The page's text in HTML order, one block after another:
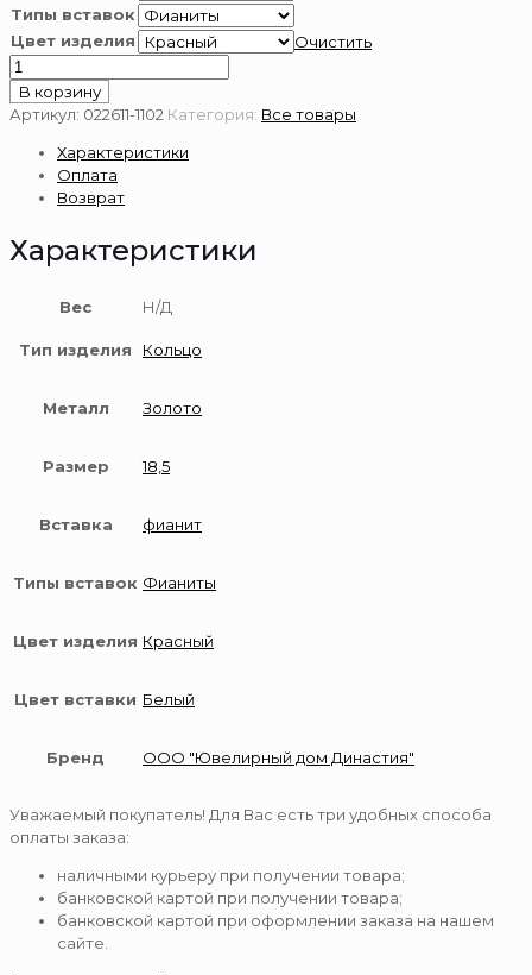
Типы вставок
Цвет изделия
Очистить
Количество
товара
Кольцо
золота
пробы
В корзину
Артикул: 022611-1102 Категория: Все товары
Характеристики
Оплата
Возврат
Характеристики
Вес Н/Д
Тип изделия Кольцо
Металл Золото
Размер 18,5
Вставка фианит
Типы вставок Фианиты
Цвет изделия Красный
Цвет вставки Белый
Бренд ООО "Ювелирный дом Династия"
Уважаемый покупатель! Для Вас есть три удобных способа
оплаты заказа:
наличными курьеру при получении товара;
банковской картой при получении товара;
банковской картой при оформлении заказа на нашем
сайте.